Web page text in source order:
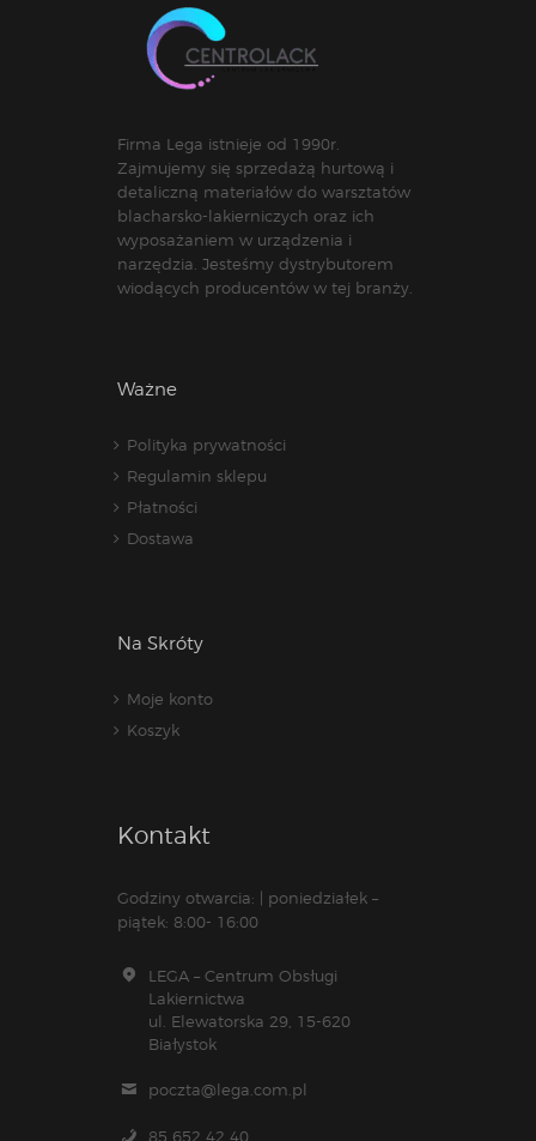
Firma Lega istnieje od 1990r.
Zajmujemy się sprzedażą hurtową i
detaliczną materiałów do warsztatów
blacharsko-lakierniczych oraz ich
wyposażaniem w urządzenia i
narzędzia. Jesteśmy dystrybutorem
wiodących producentów w tej branży.
Ważne
Polityka prywatności
Regulamin sklepu
Płatności
Dostawa
Na Skróty
Moje konto
Koszyk
Kontakt
Godziny otwarcia: | poniedziałek –
piątek: 8:00- 16:00
LEGA – Centrum Obsługi
Lakiernictwa
ul. Elewatorska 29, 15-620
Białystok
poczta@lega.com.pl
85 652 42 40